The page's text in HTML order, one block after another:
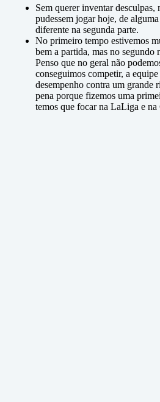
Sem querer inventar desculpas,
pudessem jogar hoje, de
diferente na segunda parte.
No primeiro tempo estivemos
bem a partida, mas no
Penso que no geral não
conseguimos competir, a
desempenho contra um grande
pena porque fizemos uma
temos que focar na LaLiga e